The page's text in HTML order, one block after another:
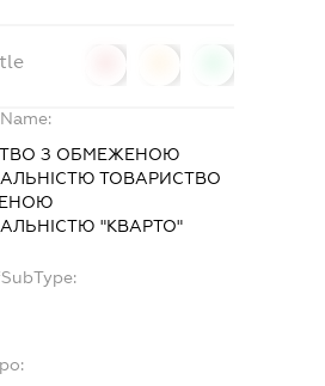
З ОБМЕЖЕНОЮ
ТОВАРИСТВО
"КВАРТО"